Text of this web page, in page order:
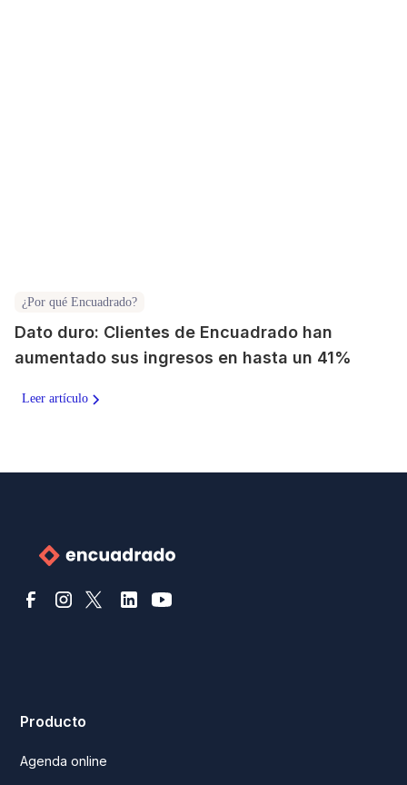
¿Por qué Encuadrado?
Dato duro: Clientes de Encuadrado han
aumentado sus ingresos en hasta un 41%
Leer artículo
Producto
Agenda online